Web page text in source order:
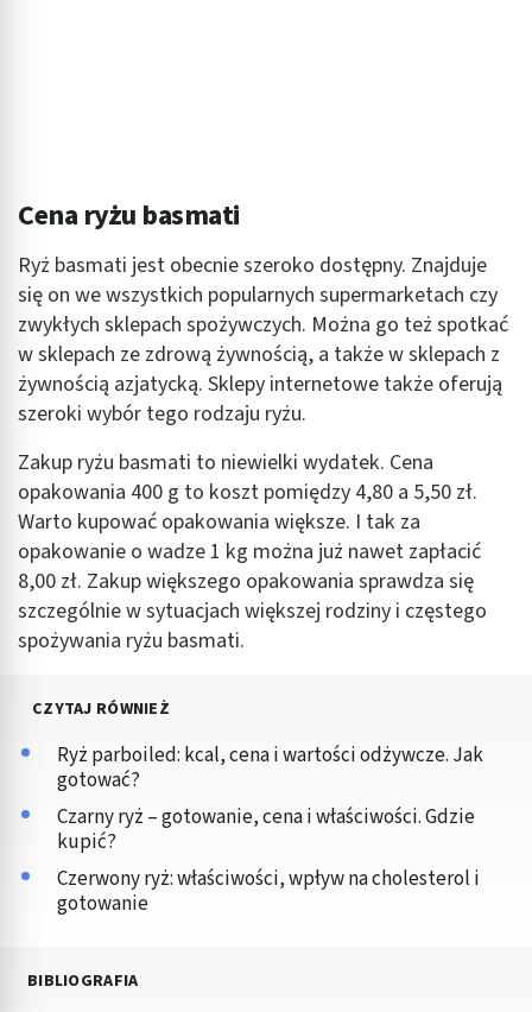
Cena ryżu basmati
Ryż basmati jest obecnie szeroko dostępny. Znajduje
się on we wszystkich popularnych supermarketach czy
zwykłych sklepach spożywczych. Można go też spotkać
w sklepach ze zdrową żywnością, a także w sklepach z
żywnością azjatycką. Sklepy internetowe także oferują
szeroki wybór tego rodzaju ryżu.
Zakup ryżu basmati to niewielki wydatek. Cena
opakowania 400 g to koszt pomiędzy 4,80 a 5,50 zł.
Warto kupować opakowania większe. I tak za
opakowanie o wadze 1 kg można już nawet zapłacić
8,00 zł. Zakup większego opakowania sprawdza się
szczególnie w sytuacjach większej rodziny i częstego
spożywania ryżu basmati.
CZYTAJ RÓWNIEŻ
Ryż parboiled: kcal, cena i wartości odżywcze. Jak
gotować?
Czarny ryż – gotowanie, cena i właściwości. Gdzie
kupić?
Czerwony ryż: właściwości, wpływ na cholesterol i
gotowanie
BIBLIOGRAFIA